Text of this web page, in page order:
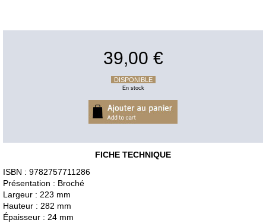
39,00 €
DISPONIBLE
En stock
FICHE TECHNIQUE
ISBN : 9782757711286
Présentation : Broché
Largeur : 223 mm
Hauteur : 282 mm
Épaisseur : 24 mm